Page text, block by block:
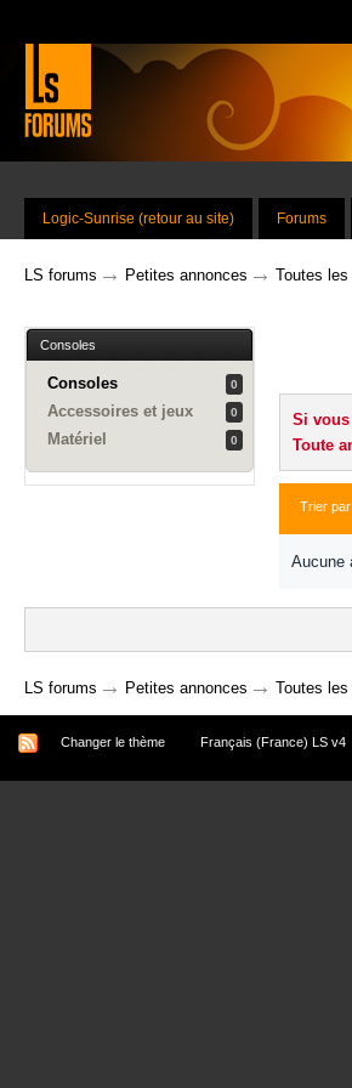
Logic-Sunrise (retour au site) Forums
LS forums → Petites annonces → Toutes les
Consoles
Consoles 0
Accessoires et jeux 0
Matériel 0
Si vous
Toute
Trier par
Aucune
LS forums → Petites annonces → Toutes les
Changer le thème Français (France) LS v4